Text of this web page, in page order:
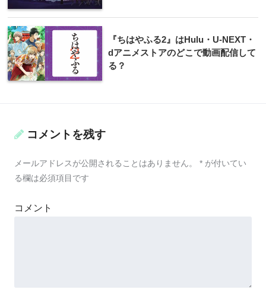
『ちはやふる2』はHulu・U-NEXT・
dアニメストアのどこで動画配信して
る？
コメントを残す
メールアドレスが公開されることはありません。 * が付いてい
る欄は必須項目です
コメント